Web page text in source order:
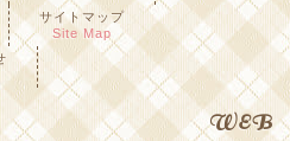
サイトマップ
Site Map
WEB